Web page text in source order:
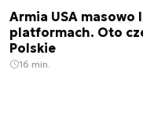
Armia USA
platformach. Oto
Polskie
16 min.